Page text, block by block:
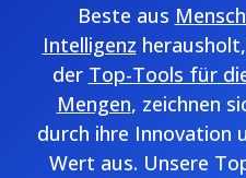
Beste aus
Intelligenz
der Top-Tools für
Mengen, zeichnen
durch ihre Innovation
Wert aus. Unsere